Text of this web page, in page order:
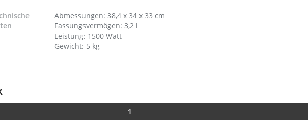
Abmessungen: 38,4 x 34 x 33 cm
Fassungsvermögen: 3,2 l
Leistung: 1500 Watt
Gewicht: 5 kg
1